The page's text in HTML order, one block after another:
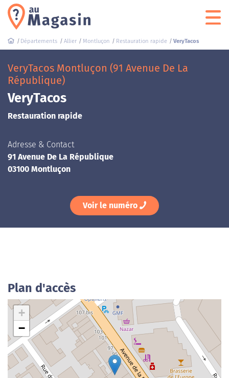
Départements Allier Montluçon Restauration rapide VeryTacos
VeryTacos Montluçon (91 Avenue De La
République)
VeryTacos
Restauration rapide
Adresse & Contact
91 Avenue De La République
03100 Montluçon
Voir le numéro
Plan d'accès
+
−